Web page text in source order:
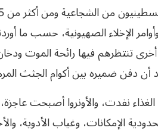
الإخلاء الصهيونية، حسب ما
تنتظرهم فيها رائحة الموت
أن دفن ضميره بين أكوام الجثث
نفدت، والأونروا أصبحت
الإمكانات، وغياب الأدوية،